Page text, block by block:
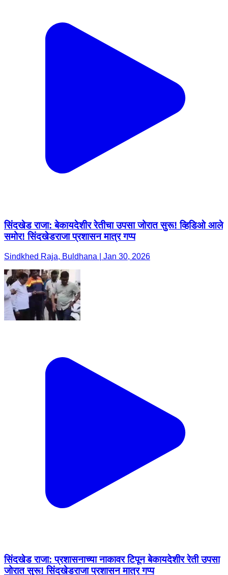
सिंदखेड राजा: बेकायदेशीर रेतीचा उपसा जोरात सुरू! व्हिडिओ आले
समोर! सिंदखेडराजा प्रशासन मात्र गप्प
Sindkhed Raja, Buldhana | Jan 30, 2026
सिंदखेड राजा: प्रशासनाच्या नाकावर टिपून बेकायदेशीर रेती उपसा
जोरात सुरू! सिंदखेडराजा प्रशासन मात्र गप्प